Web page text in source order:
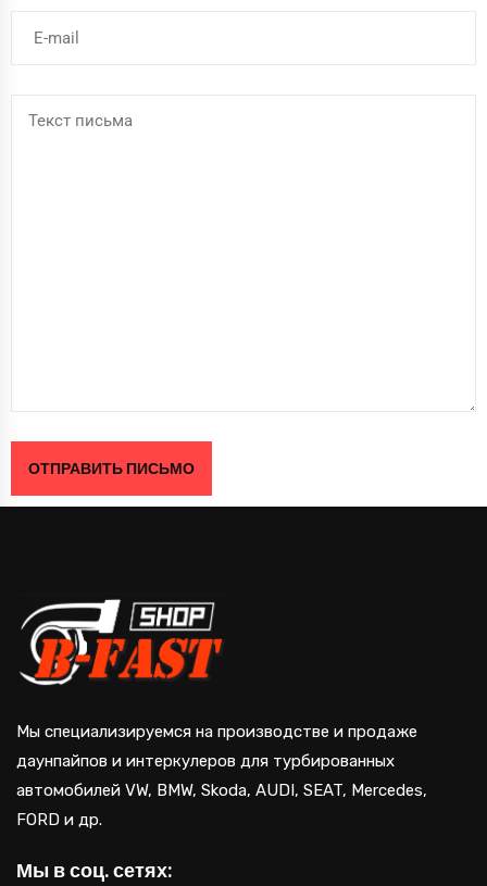
Мы специализируемся на производстве и продаже
даунпайпов и интеркулеров для турбированных
автомобилей VW, BMW, Skoda, AUDI, SEAT, Mercedes,
FORD и др.
Мы в соц. сетях: